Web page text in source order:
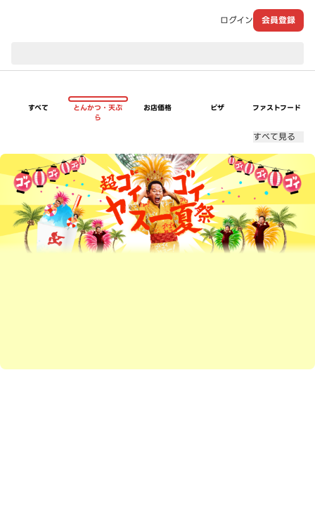
ログイン 会員登録
すべて
とんかつ・天ぷ
ら
お店価格 ピザ ファストフード
すべて見る
超ゴイゴイヤスー夏祭